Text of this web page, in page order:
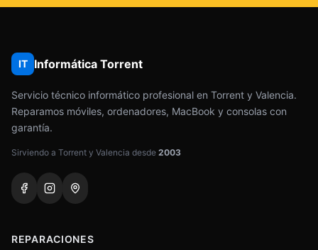
IT Informática Torrent
Servicio técnico informático profesional en Torrent y Valencia.
Reparamos móviles, ordenadores, MacBook y consolas con
garantía.
Sirviendo a Torrent y Valencia desde 2003
REPARACIONES